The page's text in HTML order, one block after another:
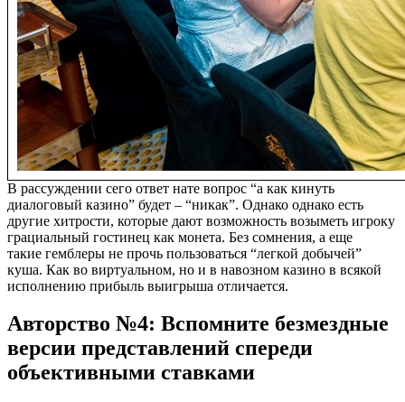
В рассуждении сего ответ нате вопрос “а как кинуть
диалоговый казино” будет – “никак”. Однако однако есть
другие хитрости, которые дают возможность возыметь игроку
грациальный гостинец как монета. Без сомнения, а еще
такие гемблеры не прочь пользоваться “легкой добычей”
куша. Как во виртуальном, но и в навозном казино в всякой
исполнению прибыль выигрыша отличается.
Авторство №4: Вспомните безмездные
версии представлений спереди
объективными ставками